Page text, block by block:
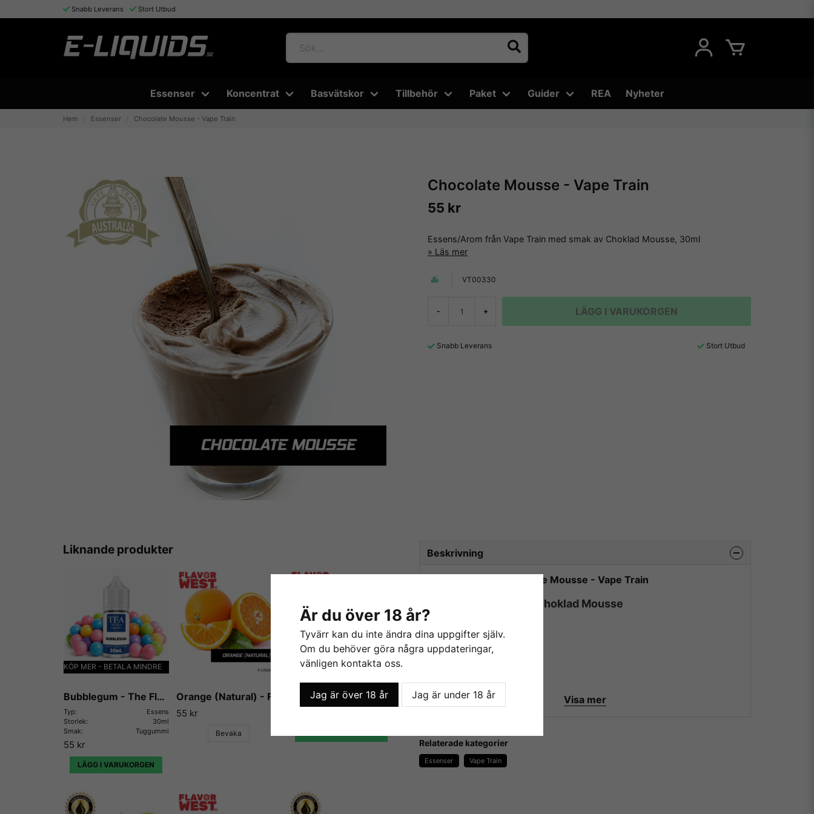
Snabb Leverans Stort Utbud
Essenser Koncentrat Basvätskor Tillbehör Paket Guider REA Nyheter
Hem Essenser Chocolate Mousse - Vape Train
Chocolate Mousse - Vape Train
55 kr
Essens/Arom från Vape Train med smak av Choklad Mousse, 30ml
Läs mer
VT00330
- + LÄGG I VARUKORGEN
Snabb Leverans Stort Utbud
Liknande produkter
KÖP MER - BETALA MINDRE
Bubblegum - The Flavor Apprentice
Typ:
Essens
Storlek:
30ml
Smak:
Tuggummi
55 kr
LÄGG I VARUKORGEN
55 kr
Bevaka
Sweetener - Flavor West
Beskrivning
Beskrivning av Chocolate Mousse - Vape Train
Chocolate Mousse / Choklad Mousse
- Smakämnen
- Propylenglykol
Innehåller inga:
- Alkoholer
- Kalorier
- Sötningsmedel
- Konserveringsmedel
Visa mer
Relaterade kategorier
Essenser Vape Train
Är du över 18 år?
Tyvärr kan du inte ändra dina uppgifter själv.
Om du behöver göra några uppdateringar,
vänligen kontakta oss.
Jag är över 18 år Jag är under 18 år